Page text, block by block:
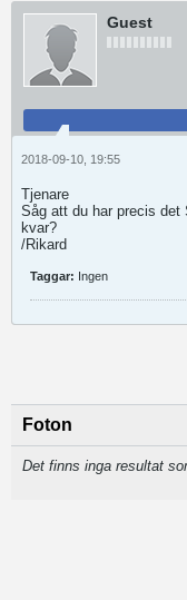
Guest
2018-09-10, 19:55
Tjenare
Såg att du har precis det
kvar?
/Rikard
Taggar: Ingen
Foton
Det finns inga resultat